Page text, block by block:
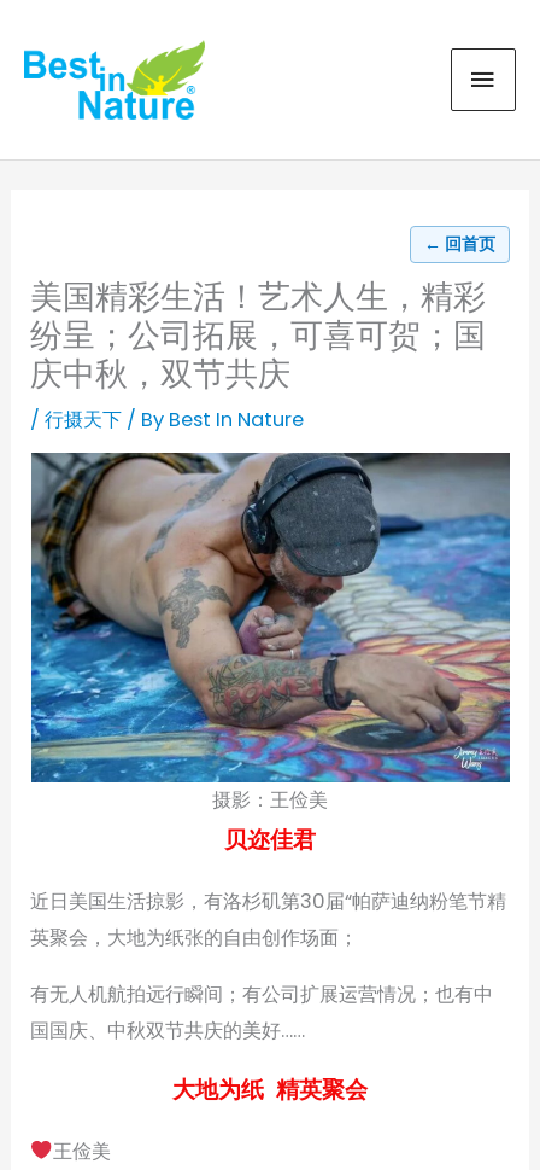
content
← 回首页
美国精彩生活！艺术人生，精彩
纷呈；公司拓展，可喜可贺；国
庆中秋，双节共庆
/行摄天下 / By Best In Nature
摄影：王俭美
贝迩佳君
近日美国生活掠影，有洛杉矶第30届“帕萨迪纳粉笔节精
英聚会，大地为纸张的自由创作场面；
有无人机航拍远行瞬间；有公司扩展运营情况；也有中
国国庆、中秋双节共庆的美好……
大地为纸 精英聚会
王俭美